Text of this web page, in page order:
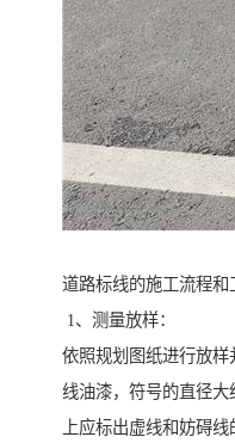
道路标线的施工流程和
1、测量放样：
依照规划图纸进行放
线油漆，符号的直径
上应标出虚线和妨碍